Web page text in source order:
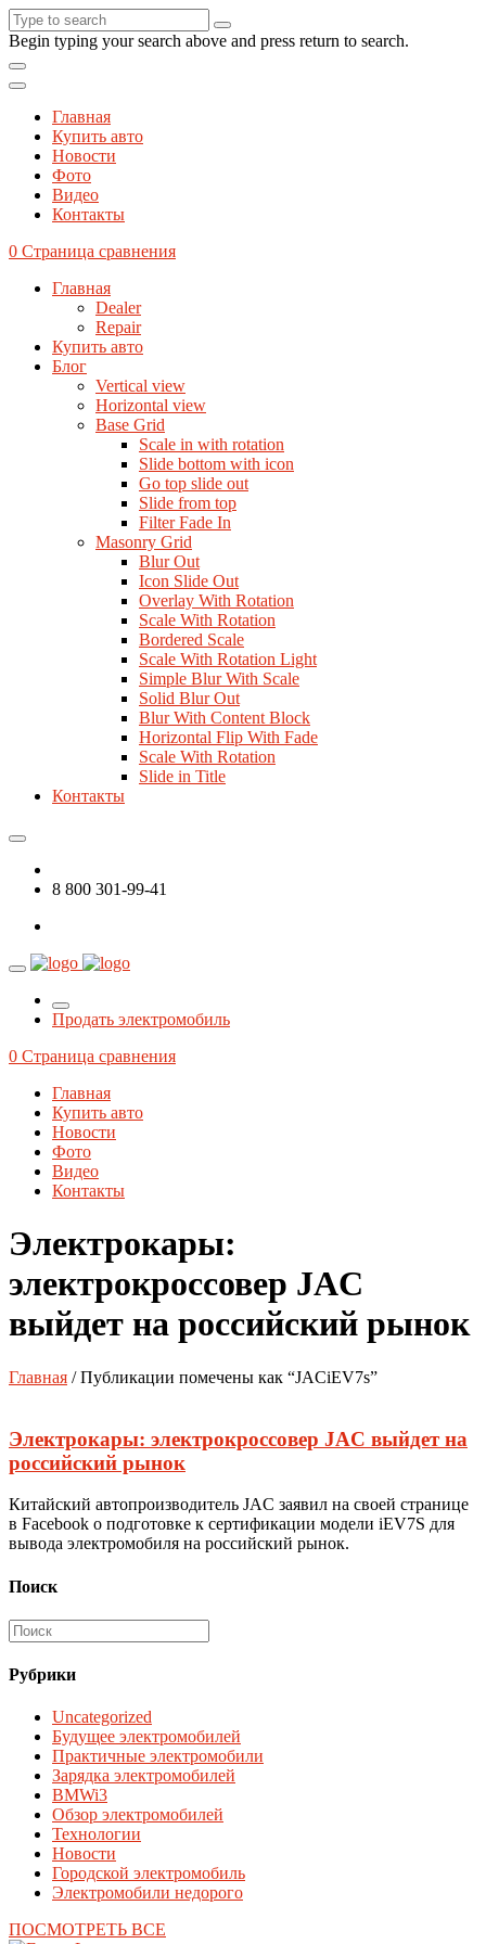
Begin typing your search above and press return to search.
Главная
Купить авто
Новости
Фото
Видео
Контакты
0 Страница сравнения
Главная
Dealer
Repair
Купить авто
Блог
Vertical view
Horizontal view
Base Grid
Scale in with rotation
Slide bottom with icon
Go top slide out
Slide from top
Filter Fade In
Masonry Grid
Blur Out
Icon Slide Out
Overlay With Rotation
Scale With Rotation
Bordered Scale
Scale With Rotation Light
Simple Blur With Scale
Solid Blur Out
Blur With Content Block
Horizontal Flip With Fade
Scale With Rotation
Slide in Title
Контакты
8 800 301-99-41
Продать электромобиль
0 Страница сравнения
Главная
Купить авто
Новости
Фото
Видео
Контакты
Электрокары:
электрокроссовер JAC
выйдет на российский рынок
Главная / Публикации помечены как “JACiEV7s”
Электрокары: электрокроссовер JAC выйдет на
российский рынок
Китайский автопроизводитель JAC заявил на своей странице
в Facebook о подготовке к сертификации модели iEV7S для
вывода электромобиля на российский рынок.
Поиск
Рубрики
Uncategorized
Будущее электромобилей
Практичные электромобили
Зарядка электромобилей
BMWi3
Обзор электромобилей
Технологии
Новости
Городской электромобиль
Электромобили недорого
ПОСМОТРЕТЬ ВСЕ